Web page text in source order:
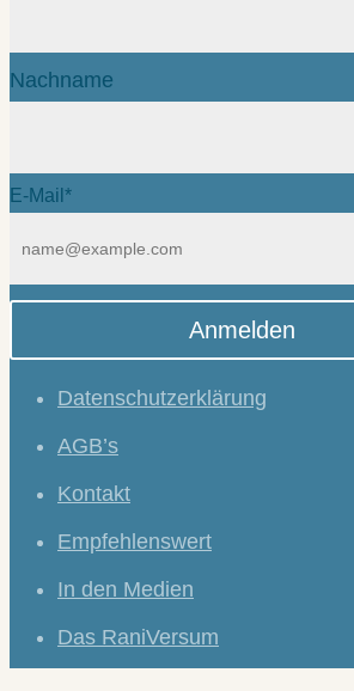
Nachname
E-Mail*
Anmelden
Datenschutzerklärung
AGB’s
Kontakt
Empfehlenswert
In den Medien
Das RaniVersum